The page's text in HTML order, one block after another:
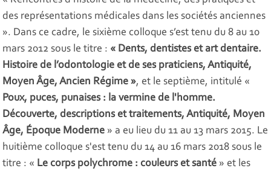
des représentations médicales dans les sociétés anciennes
». Dans ce cadre, le sixième colloque s’est tenu du 8 au 10
mars 2012 sous le titre : « Dents, dentistes et art dentaire.
Histoire de l’odontologie et de ses praticiens, Antiquité,
Moyen Âge, Ancien Régime », et le septième, intitulé «
Poux, puces, punaises : la vermine de l'homme.
Découverte, descriptions et traitements, Antiquité, Moyen
Âge, Époque Moderne » a eu lieu du 11 au 13 mars 2015. Le
huitième colloque s'est tenu du 14 au 16 mars 2018 sous le
titre : « Le corps polychrome : couleurs et santé » et les